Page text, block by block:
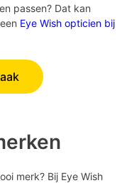
passen? Dat kan
Eye Wish opticien bij
merk? Bij Eye Wish